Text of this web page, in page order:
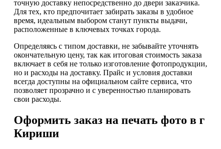
точную доставку непосредственно до двери заказчика.
Для тех, кто предпочитает забирать заказы в удобное
время, идеальным выбором станут пункты выдачи,
расположенные в ключевых точках города.
Определяясь с типом доставки, не забывайте уточнять
окончательную цену, так как итоговая стоимость заказа
включает в себя не только изготовление фотопродукции,
но и расходы на доставку. Прайс и условия доставки
всегда доступны на официальном сайте сервиса, что
позволяет прозрачно и с уверенностью планировать
свои расходы.
Оформить заказ на печать фото в г
Кириши